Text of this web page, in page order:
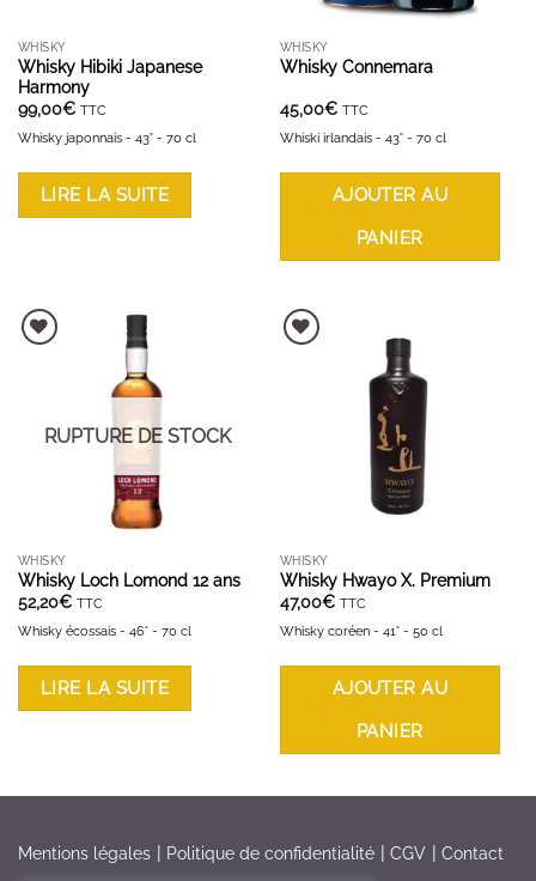
WHISKY
Whisky Hibiki Japanese
Harmony
99,00€ TTC
Whisky japonnais - 43° - 70 cl
LIRE LA SUITE
WHISKY
Whisky Connemara
45,00€ TTC
Whiski irlandais - 43° - 70 cl
AJOUTER AU
PANIER
AJOUTER À LA LISTE D'ENVIES
RUPTURE DE STOCK
WHISKY
Whisky Loch Lomond 12 ans
52,20€ TTC
Whisky écossais - 46° - 70 cl
LIRE LA SUITE
AJOUTER À LA LISTE D'ENVIES
WHISKY
Whisky Hwayo X. Premium
47,00€ TTC
Whisky coréen - 41° - 50 cl
AJOUTER AU
PANIER
Mentions légales Politique de confidentialité CGV Contact